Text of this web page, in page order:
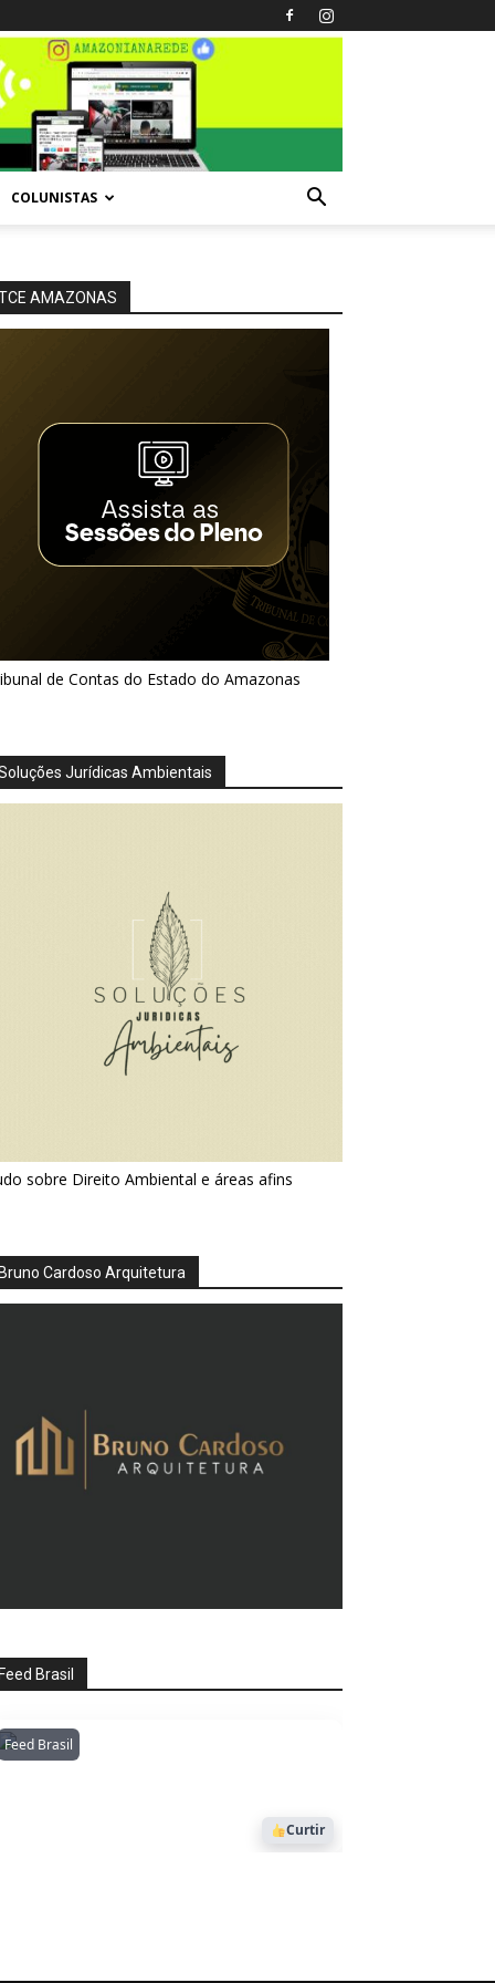
COLUNISTAS
AMAZONAS
de Contas do Estado do Amazonas
Jurídicas Ambientais
sobre Direito Ambiental e áreas afins
Cardoso Arquitetura
Brasil
Feed BrasilAmazonianarede
1053
Curtir